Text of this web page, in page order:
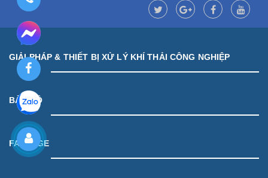
GIẢI PHÁP & THIẾT BỊ XỬ LÝ KHÍ THẢI CÔNG NGHIỆP
BẢN ĐỒ
FANPAGE